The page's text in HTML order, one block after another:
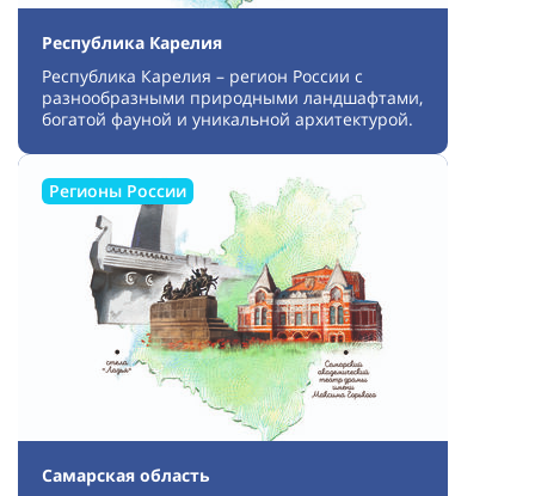
Республика Карелия
Республика Карелия – регион России с
разнообразными природными ландшафтами,
богатой фауной и уникальной архитектурой.
Регионы России
Самарская область